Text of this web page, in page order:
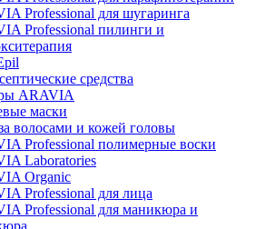
Professional для шугаринга
Professional пилинги и
средства
ARAVIA
маски
волосами и кожей головы
Professional полимерные воски
Laboratories
Organic
Professional для лица
Professional для маникюра и